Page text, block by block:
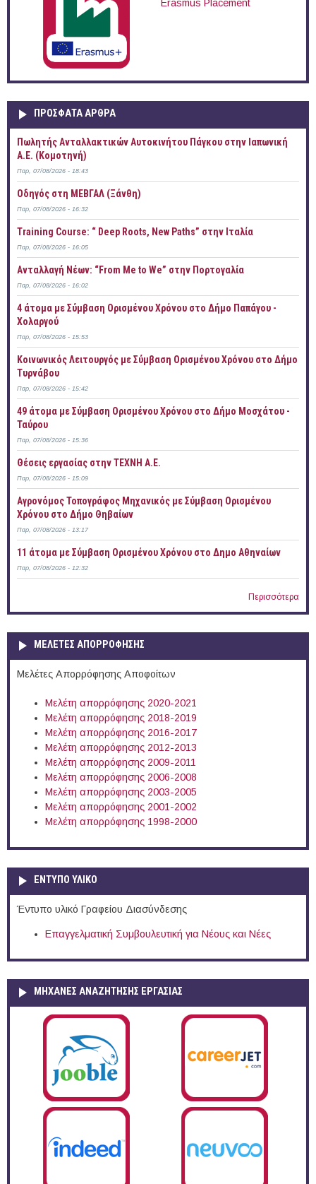
Erasmus Placement
ΠΡOΣΦΑΤΑ AΡΘΡΑ
Πωλητής Ανταλλακτικών Αυτοκινήτου Πάγκου στην Ιαπωνική
Α.Ε. (Κομοτηνή)
Παρ, 07/08/2026 - 18:43
Οδηγός στη ΜΕΒΓΑΛ (Ξάνθη)
Παρ, 07/08/2026 - 16:32
Training Course: “ Deep Roots, New Paths” στην Ιταλία
Παρ, 07/08/2026 - 16:05
Ανταλλαγή Νέων: “From Me to We” στην Πορτογαλία
Παρ, 07/08/2026 - 16:02
4 άτομα με Σύμβαση Ορισμένου Χρόνου στο Δήμο Παπάγου -
Χολαργού
Παρ, 07/08/2026 - 15:53
Κοινωνικός Λειτουργός με Σύμβαση Ορισμένου Χρόνου στο Δήμο
Τυρνάβου
Παρ, 07/08/2026 - 15:42
49 άτομα με Σύμβαση Ορισμένου Χρόνου στο Δήμο Μοσχάτου -
Ταύρου
Παρ, 07/08/2026 - 15:36
Θέσεις εργασίας στην ΤΕΧΝΗ Α.Ε.
Παρ, 07/08/2026 - 15:09
Αγρονόμος Τοπογράφος Μηχανικός με Σύμβαση Ορισμένου
Χρόνου στο Δήμο Θηβαίων
Παρ, 07/08/2026 - 13:17
11 άτομα με Σύμβαση Ορισμένου Χρόνου στο Δημο Αθηναίων
Παρ, 07/08/2026 - 12:32
Περισσότερα
ΜΕΛΕΤΕΣ ΑΠΟΡΡΟΦΗΣΗΣ
Μελέτες Απορρόφησης Αποφοίτων
Μελέτη απορρόφησης 2020-2021
Μελέτη απορρόφησης 2018-2019
Μελέτη απορρόφησης 2016-2017
Μελέτη απορρόφησης 2012-2013
Μελέτη απορρόφησης 2009-2011
Μελέτη απορρόφησης 2006-2008
Μελέτη απορρόφησης 2003-2005
Μελέτη απορρόφησης 2001-2002
Μελέτη απορρόφησης 1998-2000
ΕΝΤΥΠΟ ΥΛΙΚΟ
Έντυπο υλικό Γραφείου Διασύνδεσης
Επαγγελματική Συμβουλευτική για Νέους και Νέες
ΜΗΧΑΝΕΣ ΑΝΑΖΗΤΗΣΗΣ ΕΡΓΑΣΙΑΣ